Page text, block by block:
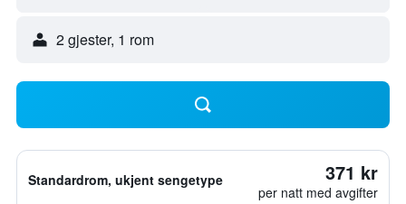
2 gjester, 1 rom
Standardrom, ukjent sengetype 371 kr
per natt med avgifter